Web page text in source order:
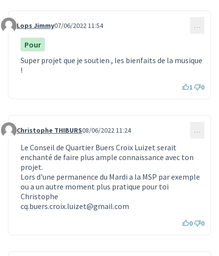
Commentaire 1643
Lops Jimmy07/06/2022 11:54 …
Pour
Super projet que je soutien , les bienfaits de la musique
!
1 0
Commentaire 1648
Christophe THIBURS08/06/2022 11:24 …
Le Conseil de Quartier Buers Croix Luizet serait
enchanté de faire plus ample connaissance avec ton
projet.
Lors d'une permanence du Mardi a la MSP par exemple
ou a un autre moment plus pratique pour toi
Christophe
cq.buers.croix.luizet@gmail.com
0 0